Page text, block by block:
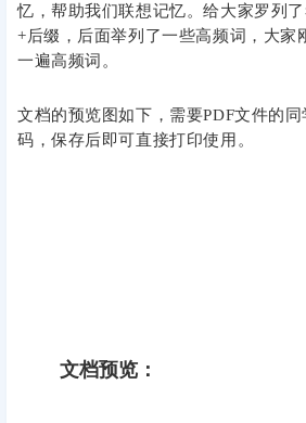
忆，帮助我们联想记忆。给大家罗列
+后缀，后面举列了一些高频词，大家
一遍高频词。
文档的预览图如下，需要PDF文件的
码，保存后即可直接打印使用。
文档预览：